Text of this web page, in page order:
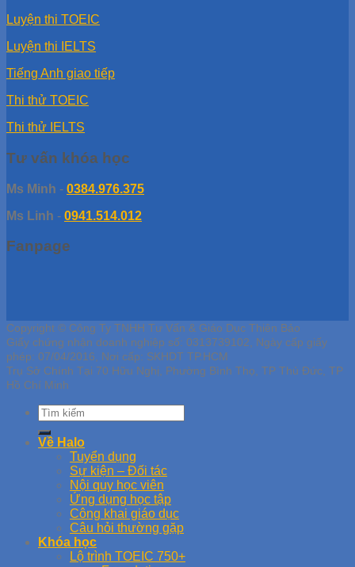
Luyện thi TOEIC
Luyện thi IELTS
Tiếng Anh giao tiếp
Thi thử TOEIC
Thi thử IELTS
Tư vấn khóa học
Ms Minh - 0384.976.375
Ms Linh - 0941.514.012
Fanpage
Copyright © Công Ty TNHH Tư Vấn & Giáo Dục Thiên Bảo
Giấy chứng nhận doanh nghiệp số: 0313739102, Ngày cấp giấy
phép: 07/04/2016, Nơi cấp: SKHDT TP.HCM
Trụ Sở Chính Tại 70 Hữu Nghị, Phường Bình Thọ, TP Thủ Đức, TP
Hồ Chí Minh
Về Halo
Tuyển dụng
Sự kiện – Đối tác
Nội quy học viên
Ứng dụng học tập
Công khai giáo dục
Câu hỏi thường gặp
Khóa học
Lộ trình TOEIC 750+